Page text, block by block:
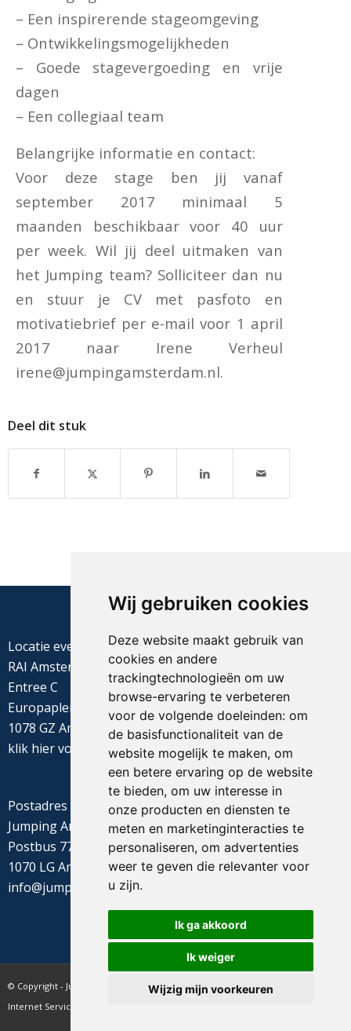
Wij gebruiken cookies
Deze website maakt gebruik van
cookies en andere
trackingtechnologieën om uw
browse-ervaring te verbeteren
voor de volgende doeleinden: om
de basisfunctionaliteit van de
website mogelijk te maken, om
een betere ervaring op de website
te bieden, om uw interesse in
onze producten en diensten te
meten en marketinginteracties te
personaliseren, om advertenties
weer te geven die relevanter voor
u zijn.
Ik ga akkoord
Ik weiger
Wijzig mijn voorkeuren
– Een inspirerende stageomgeving
– Ontwikkelingsmogelijkheden
– Goede stagevergoeding en vrije
dagen
– Een collegiaal team
Belangrijke informatie en contact:
Voor deze stage ben jij vanaf
september 2017 minimaal 5
maanden beschikbaar voor 40 uur
per week. Wil jij deel uitmaken van
het Jumping team? Solliciteer dan nu
en stuur je CV met pasfoto en
motivatiebrief per e-mail voor 1 april
2017 naar Irene Verheul
irene@jumpingamsterdam.nl.
Deel dit stuk
Locatie evenement
RAI Amsterdam
Entree C
Europaplein 22
1078 GZ Amsterdam
klik hiervoor de routebeschrijving
Postadres
Jumping Amsterdam
Postbus 77655
1070 LG Amsterdam
info@jumpingamsterdam.nl
© Copyright - Jumping Amsterdam - website realisatie CyberNed
Internet Services